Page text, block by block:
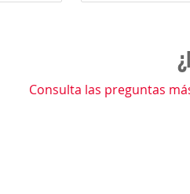
Consulta las preguntas